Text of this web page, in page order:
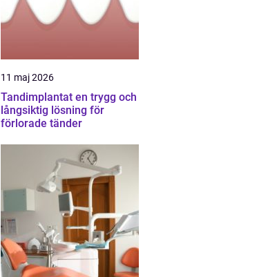
11 maj 2026
Tandimplantat en trygg och
långsiktig lösning för
förlorade tänder